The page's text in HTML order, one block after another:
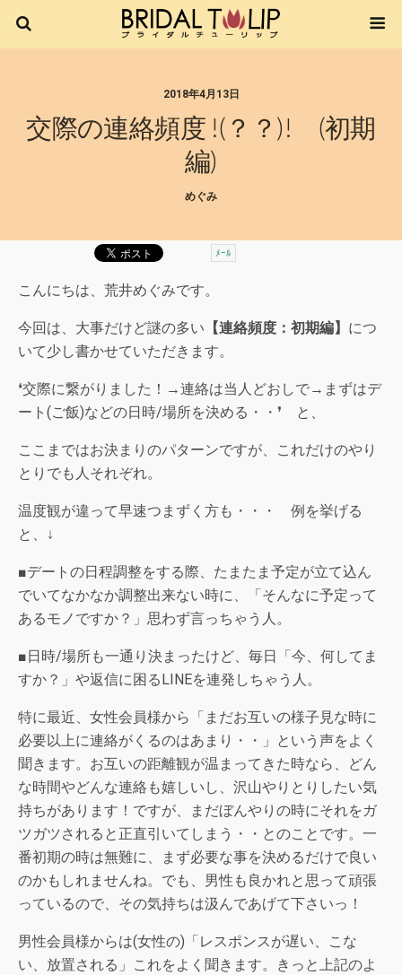
2018年4月13日
交際の連絡頻度 !(？？)! (初期
編)
めぐみ
ﾒｰﾙ
こんにちは、荒井めぐみです。
今回は、大事だけど謎の多い 【連絡頻度：初期編】 につ
いて少し書かせていただきます。
❛交際に繋がりました！→連絡は当人どおしで→まずはデ
ート(ご飯)などの日時/場所を決める・・❜ と、
ここまではお決まりのパターンですが、これだけのやり
とりでも人それぞれ。
温度観が違って早速つまずく方も・・・ 例を挙げる
と、↓
■デートの日程調整をする際、たまたま予定が立て込ん
でいてなかなか調整出来ない時に、「そんなに予定って
あるモノですか？」思わず言っちゃう人。
■日時/場所も一通り決まったけど、毎日「今、何してま
すか？」や返信に困るLINEを連発しちゃう人。
特に最近、女性会員様から「まだお互いの様子見な時に
必要以上に連絡がくるのはあまり・・」という声をよく
聞きます。お互いの距離観が温まってきた時なら、どん
な時間やどんな連絡も嬉しいし、沢山やりとりしたい気
持ちがあります！ですが、まだぼんやりの時にそれをガ
ツガツされると正直引いてしまう・・とのことです。一
番初期の時は無難に、まず必要な事を決めるだけで良い
のかもしれませんね。でも、男性も良かれと思って頑張
っているので、その気持ちは汲んであげて下さいっ！
男性会員様からは(女性の)「レスポンスが遅い、こな
い、放置される」これをよく聞きます。きっと上記のよ